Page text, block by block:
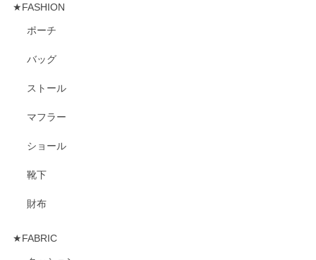
★FASHION
ポーチ
バッグ
ストール
マフラー
ショール
靴下
財布
★FABRIC